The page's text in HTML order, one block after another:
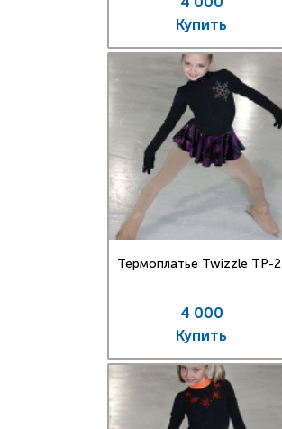
Купить
Термоплатье Twizzle TP-2
4 000
Купить